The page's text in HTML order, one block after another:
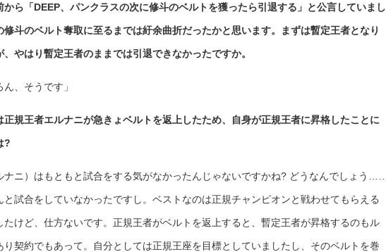
ら「DEEP、パンクラスの次に修斗のベルトを獲ったら引退する」と公言していまし
修斗のベルト奪取に至るまでは紆余曲折だったかと思います。まずは暫定王者となり
、やはり暫定王者のままでは引退できなかったですか。
ん、そうです」
規王者エルナニが急きょベルトを返上したため、自身が正規王者に昇格したことに
?
ナニ）はもともと試合をする気がなかったんじゃないですかね? どうなんでしょう……
と試合をしていなかったですし。ベストなのは正規チャンピオンと戦わせてもらえる
たけど、仕方ないです。正規王者がベルトを返上すると、暫定王者が昇格するのもル
り契約でもあって。自分としては正規王座を目標としていましたし、そのベルトを巻